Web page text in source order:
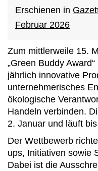
Erschienen in
Februar 2026
Zum mittlerweile 15.
„Green Buddy
jährlich innovative
unternehmerisches
ökologische
Handeln verbinden.
2. Januar und läuft
Der Wettbewerb
ups, Initiativen sowie
Dabei ist die